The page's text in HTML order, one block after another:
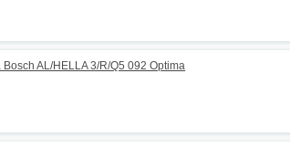
AL/HELLA 3/R/Q5 092 Optima